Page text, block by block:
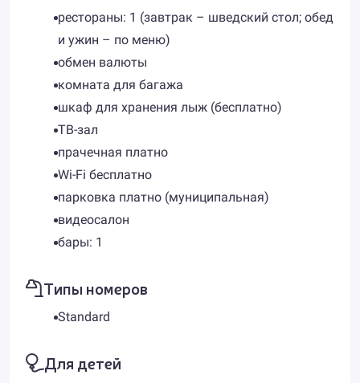
рестораны: 1 (завтрак – шведский стол; обед
и ужин – по меню)
обмен валюты
комната для багажа
шкаф для хранения лыж (бесплатно)
ТВ-зал
прачечная платно
Wi-Fi бесплатно
парковка платно (муниципальная)
видеосалон
бары: 1
Типы номеров
Standard
Для детей